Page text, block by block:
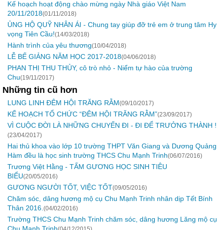
Kế hoạch hoạt động chào mừng ngày Nhà giáo Việt Nam
20/11/2018(01/11/2018)
ỦNG HỘ QUỸ NHÂN ÁI - Chung tay giúp đỡ trẻ em ở trung tâm Hy
vọng Tiên Cầu!(14/03/2018)
Hành trình của yêu thương(10/04/2018)
LỄ BẾ GIẢNG NĂM HỌC 2017-2018(04/06/2018)
PHAN THỊ THU THỦY, cô trò nhỏ - Niểm tự hào của trường
Chu(19/11/2017)
Những tin cũ hơn
LUNG LINH ĐÊM HỘI TRĂNG RẰM(09/10/2017)
KẾ HOẠCH TỔ CHỨC “ĐÊM HỘI TRĂNG RẰM”(23/09/2017)
VÌ CUỘC ĐỜI LÀ NHỮNG CHUYẾN ĐI - ĐI ĐỂ TRƯỞNG THÀNH !
(23/04/2017)
Hai thủ khoa vào lớp 10 trường THPT Văn Giang và Dương Quảng
Hàm đều là học sinh trường THCS Chu Mạnh Trinh(06/07/2016)
Trương Việt Hằng - TẤM GƯƠNG HỌC SINH TIÊU
BIỂU(20/05/2016)
GƯƠNG NGƯỜI TỐT, VIỆC TỐT(09/05/2016)
Chăm sóc, dâng hương mộ cụ Chu Mạnh Trinh nhân dịp Tết Bính
Thân 2016. (04/02/2016)
Trường THCS Chu Mạnh Trinh chăm sóc, dâng hương Lăng mộ cụ